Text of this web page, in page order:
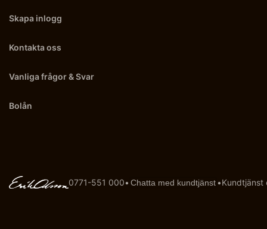
Skapa inlogg
Kontakta oss
Vanliga frågor & Svar
Bolån
0771-551 000• Chatta med kundtjänst•Kundtjänst